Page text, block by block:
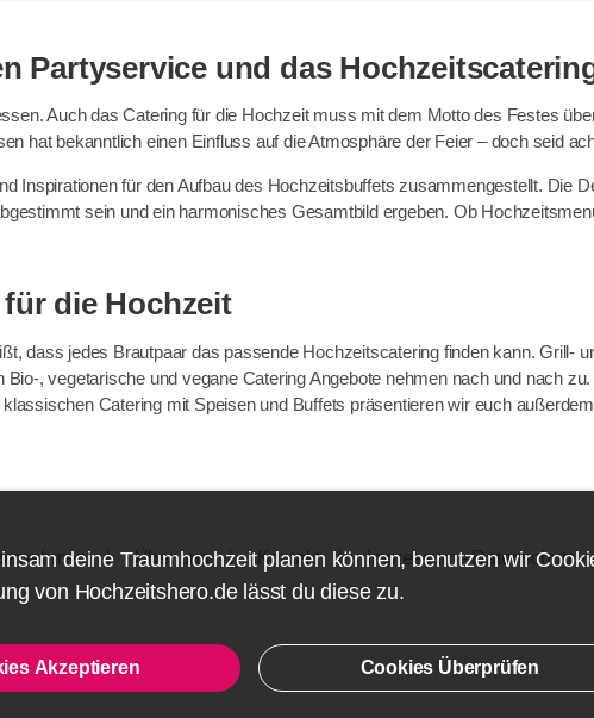
Partyservice und das
Auch das Catering für die Hochzeit muss mit dem Motto des Festes
hat bekanntlich einen Einfluss auf die Atmosphäre der Feier – doch seid
Inspirationen für den Aufbau des Hochzeitsbuffets zusammengestellt. Die
sein und ein harmonisches Gesamtbild ergeben. Ob
die Hochzeit
dass jedes Brautpaar das passende Hochzeitscatering finden kann. Grill-
, vegetarische und vegane Catering Angebote nehmen nach und nach
Catering mit Speisen und Buffets präsentieren wir euch
Über uns Kontakt Impressum - Datenschutz -
deine Traumhochzeit planen können, benutzen wir
von Hochzeitshero.de lässt du diese zu.
Akzeptieren Cookies Überprüfen